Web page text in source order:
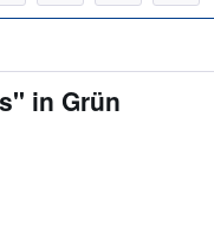
in Grün